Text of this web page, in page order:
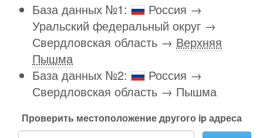
База данных №1:
Россия →
Уральский федеральный округ →
Свердловская область → Верхняя
Пышма
База данных №2:
Россия →
Свердловская область → Пышма
Проверить местоположение другого ip адреса